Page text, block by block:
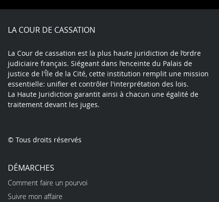
X
FacebookYoutubeLinkedInInstagram
LA COUR DE CASSATION
La Cour de cassation est la plus haute juridiction de l’ordre
judiciaire français. Siégeant dans l’enceinte du Palais de
justice de l'Île de la Cité, cette institution remplit une mission
essentielle: unifier et contrôler l'interprétation des lois.
La Haute Juridiction garantit ainsi à chacun une égalité de
traitement devant les juges.
© Tous droits réservés
DÉMARCHES
Comment faire un pourvoi
Suivre mon affaire